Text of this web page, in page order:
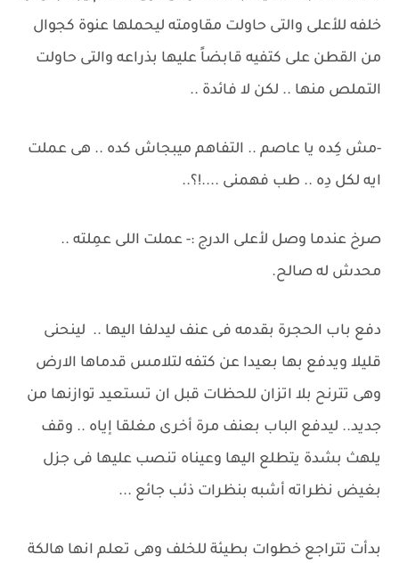
خلفه للأعلى والتى حاولت مقاومته ليحملها عنوة كجوال
من القطن على كتفيه قابضاً عليها بذراعه والتى حاولت
التملص منها .. لكن لا فائدة ..
-مش كِده يا عاصم .. التفاهم ميبجاش كده .. هى عملت
ايه لكل دِه .. طب فهمنى ....!؟..
صرخ عندما وصل لأعلى الدرج :- عملت اللى عمِلته ..
محدش له صالح.
دفع باب الحجرة بقدمه فى عنف ليدلفا اليها .. لينحنى
قليلا ويدفع بها بعيدا عن كتفه لتلامس قدماها الارض
وهى تترنح بلا اتزان للحظات قبل ان تستعيد توازنها من
جديد.. ليدفع الباب بعنف مرة أخرى مغلقا إياه .. وقف
يلهث بشدة يتطلع اليها وعيناه تنصب عليها فى جزل
بغيض نظراته أشبه بنظرات ذئب جائع ...
بدأت تتراجع خطوات بطيئة للخلف وهى تعلم انها هالكة